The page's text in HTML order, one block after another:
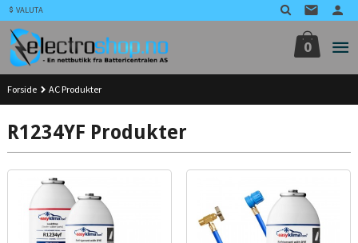
Gå
til
innholdet
VALUTA
0
Forside AC Produkter
R1234YF Produkter